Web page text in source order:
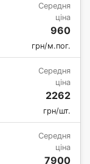
Середня
ціна
960
грн/м.пог.
Середня
ціна
2262
грн/шт.
Середня
ціна
7900